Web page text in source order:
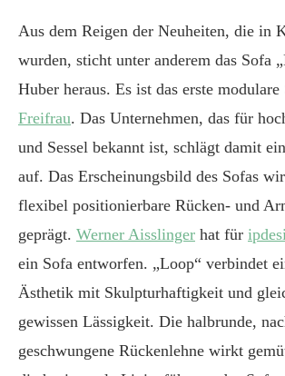
Aus dem Reigen der Neuheiten, die in
wurden, sticht unter anderem das Sofa
Huber heraus. Es ist das erste
Freifrau. Das Unternehmen, das für
und Sessel bekannt ist, schlägt damit
auf. Das Erscheinungsbild des Sofas
flexibel positionierbare Rücken- und
geprägt. Werner Aisslinger hat für
ein Sofa entworfen. „Loop“ verbindet
Ästhetik mit Skulpturhaftigkeit und
gewissen Lässigkeit. Die halbrunde,
geschwungene Rückenlehne wirkt